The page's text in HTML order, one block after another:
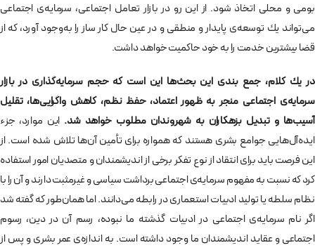
بومی و محلی اتخاذ شود. از اين رو در بازار تعامل اجتماعی، سرمايه‌ی اجتماعی
می‌تواند يك توسعه‌ی پايدار و منطقی و در عين حال كار ساز را به‌وجود آورد، كه از
قضا بيشترين خدمت را به خود حاكميت خواهد داشت.
در يك كلام، جمع بندی اين بحث‌ها اين است كه حجم سرمايه‌گذاری در بازار
سرمايه‌ی اجتماعی منجر به ظهور اعتماد،‌ حفظ نظم، كاهش واگرايی‌ها، تقليل
آسيب‌ها و تبديل بزهكاران به شهروندان مطلوب خواهد شد. اين موارد، جزء
ايده‌آل‌هايی جوامع بشری هستند كه همواره برای تأمين آن‌ها تلاش شده است. از
اين فرصت بايد برای انتقاد از نوع تفكر برخی از انديشمندان و متصديان امور استفاده
كرد كه نسبت به مفهوم سرمايه‌ی اجتماعی برداشت سياسی و غيرمثبت دارند و آن را با
نظام سلطه يا توليد ادبيات استعماری در رابطه می‌دانند. اما همان‌طور كه گفته شد
اگر نام سرمايه‌ی اجتماعی در ادبيات گذشته ما نبوده، رسم آن در دين، رسوم
اجتماعی و عقايد انديشمندان ما وجود داشته است. به اندازه‌ی عمر بشری و پس از